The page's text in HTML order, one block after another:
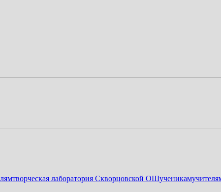
творческая лаборатория Скворцовской ОШученикам